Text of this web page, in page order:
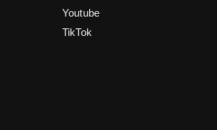
Youtube
TikTok